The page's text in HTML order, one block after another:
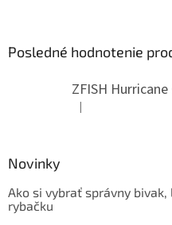
Posledné hodnotenie
ZFISH
Hodnotenie
|
Novinky
Ako si vybrať správny
rybačku